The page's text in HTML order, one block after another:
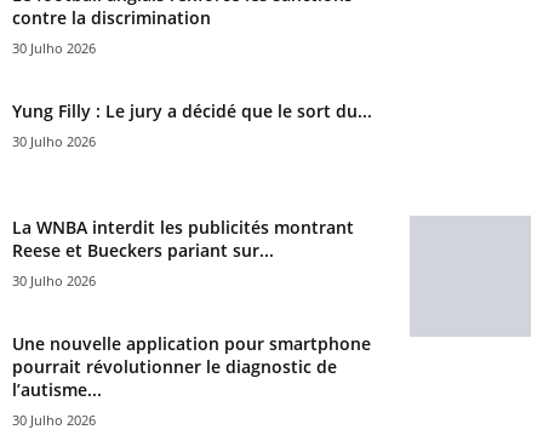
contre la discrimination
30 Julho 2026
Yung Filly : Le jury a décidé que le sort du...
30 Julho 2026
La WNBA interdit les publicités montrant
Reese et Bueckers pariant sur...
30 Julho 2026
Une nouvelle application pour smartphone
pourrait révolutionner le diagnostic de
l’autisme...
30 Julho 2026